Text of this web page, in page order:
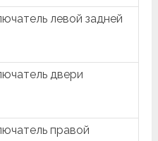
левой задней
двери
правой